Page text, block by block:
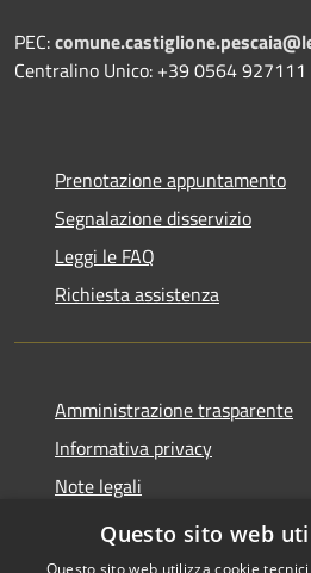
PEC:
Centralino Unico: +39 0564 927111
Prenotazione appuntamento
Segnalazione disservizio
Leggi le FAQ
Richiesta assistenza
Amministrazione trasparente
Informativa privacy
Note legali
Dichiarazione di accessibilità
Questo sito web
Questo sito web utilizza cookie